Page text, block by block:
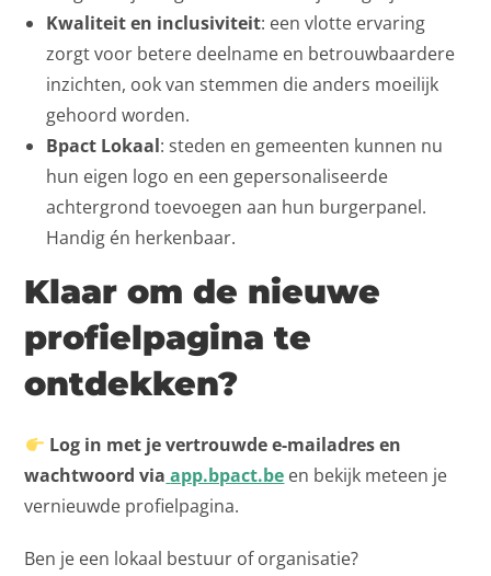
Kwaliteit en inclusiviteit: een vlotte ervaring
zorgt voor betere deelname en betrouwbaardere
inzichten, ook van stemmen die anders moeilijk
gehoord worden.
Bpact Lokaal: steden en gemeenten kunnen nu
hun eigen logo en een gepersonaliseerde
achtergrond toevoegen aan hun burgerpanel.
Handig én herkenbaar.
Klaar om de nieuwe
profielpagina te
ontdekken?
Log in met je vertrouwde e-mailadres en
wachtwoord via app.bpact.be en bekijk meteen je
vernieuwde profielpagina.
Ben je een lokaal bestuur of organisatie?